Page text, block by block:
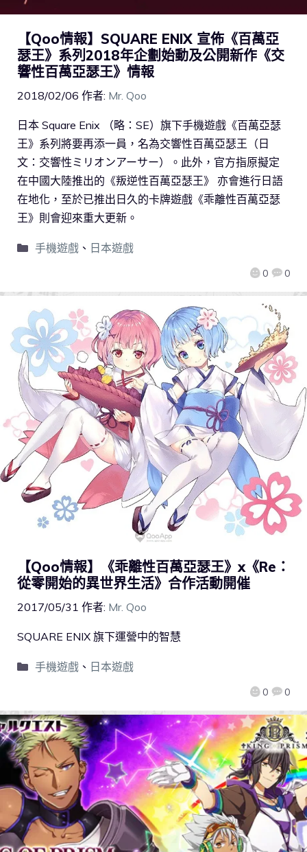
【Qoo情報】SQUARE ENIX 宣佈《百萬亞
瑟王》系列2018年企劃始動及公開新作《交
響性百萬亞瑟王》情報
2018/02/06 作者: Mr. Qoo
0 0
日本 Square Enix （略：SE）旗下手機遊戲《百萬亞瑟
王》系列將要再添一員，名為交響性百萬亞瑟王（日
文：交響性ミリオンアーサー）。此外，官方指原擬定
在中國大陸推出的《叛逆性百萬亞瑟王》 亦會進行日語
在地化，至於已推出日久的卡牌遊戲《乖離性百萬亞瑟
王》則會迎來重大更新。
手機遊戲、 日本遊戲
【Qoo情報】《乖離性百萬亞瑟王》x《Re：
從零開始的異世界生活》合作活動開催
2017/05/31 作者: Mr. Qoo
0 0
SQUARE ENIX 旗下運營中的智慧
手機遊戲、 日本遊戲